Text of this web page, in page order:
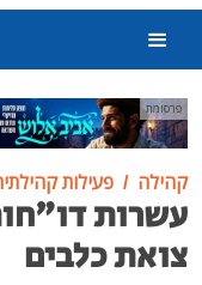
פרסומת
קהילה פעילות
עשרות
צואת כלבים